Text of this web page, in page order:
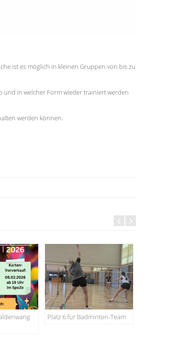
ist es möglich in kleinen Gruppen von bis zu
in welcher Form wieder trainiert werden
werden können.
Platz 6 für Badminton-Team